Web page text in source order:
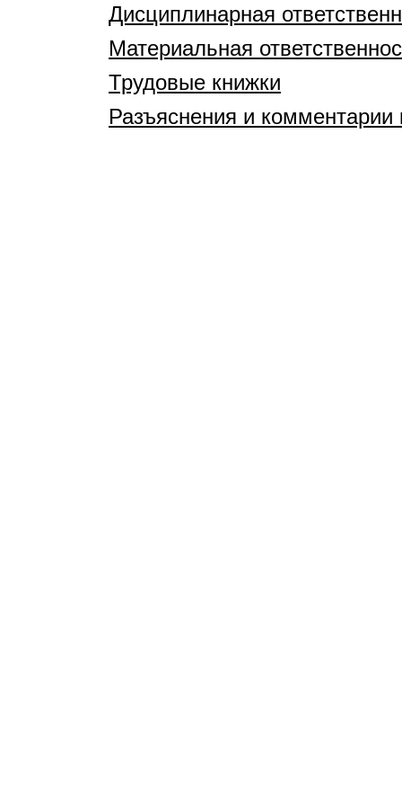
Дисциплинарная
Материальная
Трудовые книжки
Разъяснения и